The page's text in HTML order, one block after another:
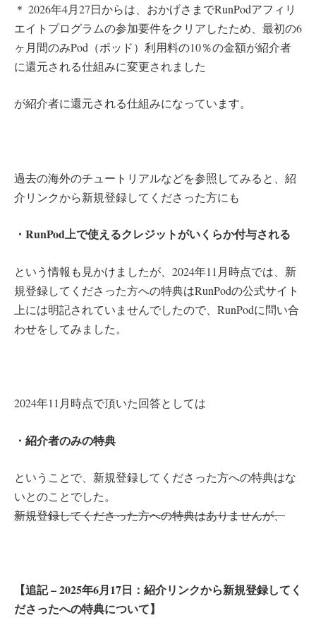
＊ 2026年4月27日からは、おかげさまでRunPodアフィリ
エイトプログラムの参加要件をクリアしたため、最初の6
ヶ月間のみPod（ポッド）利用料の10％の金額が紹介者
に還元される仕組みに変更されました
が紹介者に還元される仕組みになっています。
過去の海外のチュートリアルなどを参照してみると、紹
介リンクから新規登録してくださった方にも
・RunPod上で使えるクレジットがいくらか付与される
という情報も見かけましたが、2024年11月時点では、新
規登録してくださった方への特典はRunPodの公式サイト
上には明記されていませんでしたので、RunPodに問い合
わせをしてみました。
2024年11月時点で頂いた回答としては
・紹介者のみの特典
ということで、新規登録してくださった方への特典はな
いとのことでした。
新規登録してくださった方への特典はありませんが、
【追記 – 2025年6月17日：紹介リンクから新規登録してく
ださったへの特典について】